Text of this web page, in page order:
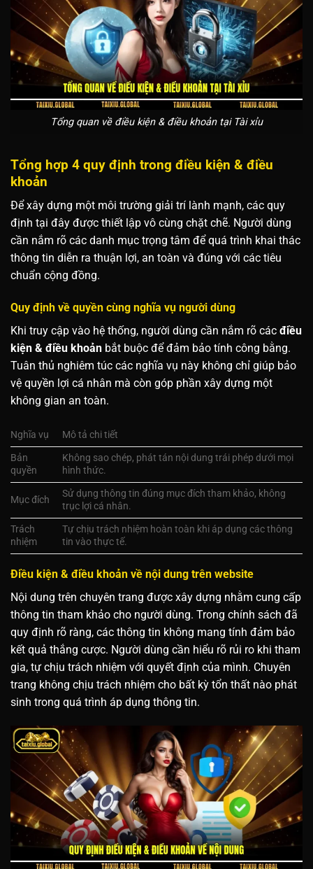
Tổng quan về điều kiện & điều khoản tại Tài xỉu
Tổng hợp 4 quy định trong điều kiện & điều
khoản
Để xây dựng một môi trường giải trí lành mạnh, các quy
định tại đây được thiết lập vô cùng chặt chẽ. Người dùng
cần nắm rõ các danh mục trọng tâm để quá trình khai thác
thông tin diễn ra thuận lợi, an toàn và đúng với các tiêu
chuẩn cộng đồng.
Quy định về quyền cùng nghĩa vụ người dùng
Khi truy cập vào hệ thống, người dùng cần nắm rõ các điều
kiện & điều khoản bắt buộc để đảm bảo tính công bằng.
Tuân thủ nghiêm túc các nghĩa vụ này không chỉ giúp bảo
vệ quyền lợi cá nhân mà còn góp phần xây dựng một
không gian an toàn.
Nghĩa vụ
Mô tả chi tiết
Bản
quyền
Không sao chép, phát tán nội dung trái phép dưới mọi
hình thức.
Mục đích
Sử dụng thông tin đúng mục đích tham khảo, không
trục lợi cá nhân.
Trách
nhiệm
Tự chịu trách nhiệm hoàn toàn khi áp dụng các thông
tin vào thực tế.
Điều kiện & điều khoản về nội dung trên website
Nội dung trên chuyên trang được xây dựng nhằm cung cấp
thông tin tham khảo cho người dùng. Trong chính sách đã
quy định rõ ràng, các thông tin không mang tính đảm bảo
kết quả thắng cược. Người dùng cần hiểu rõ rủi ro khi tham
gia, tự chịu trách nhiệm với quyết định của mình. Chuyên
trang không chịu trách nhiệm cho bất kỳ tổn thất nào phát
sinh trong quá trình áp dụng thông tin.